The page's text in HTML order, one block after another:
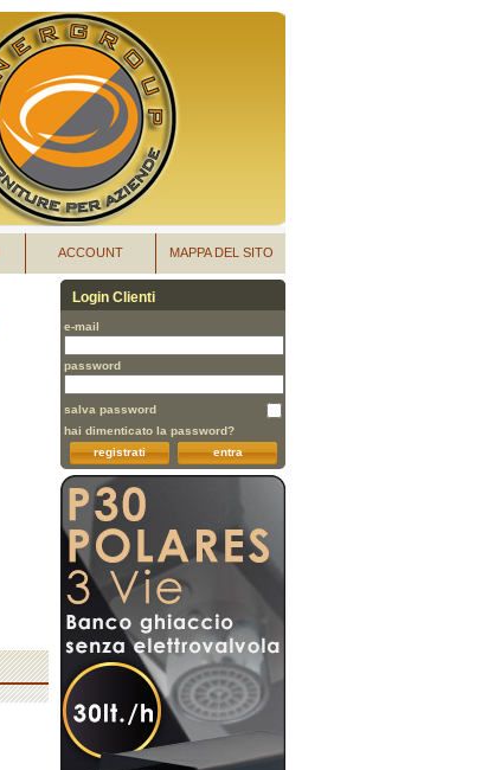
MAPPA DEL SITO
ACCOUNT
Login Clienti
e-mail
password
salva password
hai dimenticato la password?
entra
registrati